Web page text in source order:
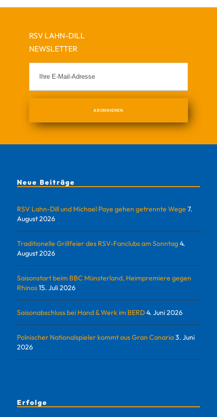
RSV LAHN-DILL
NEWSLETTER
Neue Beiträge
RSV Lahn-Dill und Michael Paye gehen getrennte Wege 7.
August 2026
Traditionelle Grillfeier des RSV-Fanclubs am Sonntag4.
August 2026
Saisonstart beim BBC Münsterland, Heimpremiere gegen
Rhinos15. Juli 2026
Saisonabschluss bei Hand & Werk im BERD4. Juni 2026
Polnischer Nationalspieler kommt aus Gran Canaria3. Juni
2026
Erfolge